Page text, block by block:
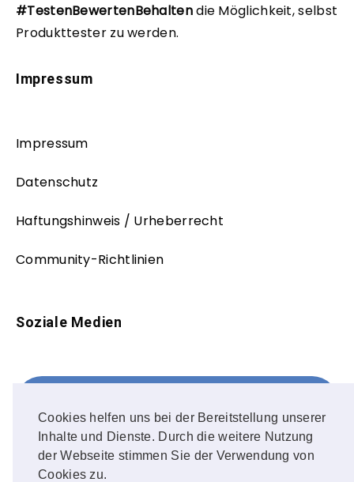
Cookies helfen uns bei der Bereitstellung unserer
Inhalte und Dienste. Durch die weitere Nutzung
der Webseite stimmen Sie der Verwendung von
Cookies zu.
#TestenBewertenBehaltendie Möglichkeit, selbst
Produkttester zu werden.
Impressum
Impressum
Datenschutz
Haftungshinweis / Urheberrecht
Community-Richtlinien
Soziale Medien
FOLLOW ME!
Instagram
OUR PHOTOS!